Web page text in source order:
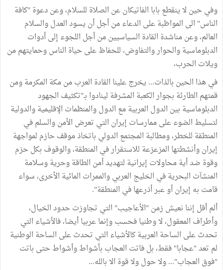
وفي حين لا ينقطع بابا الفاتيكان عن الصلاة للسلام، وعن دعوة "كافة
الناس" الى المواظبة على الدعاء من أجل أن يسود العدل والسلام
العالم، وعن مناشدة القادة السياسيين من أجل اللجوء إلى أدوات
الدبلوماسية والحوار والتفاوض، للحفاظ على حياة الناس وحمايتهم من
ويلات الحرب،
في هذا الحين بالذات... يخرج علينا القادة العرب من مكة المكرمة ومن
قمتهم الطارئة بجوار الكعبة المشرفة لينادوا بـ"تكثيف الجهود
الدبلوماسية بين الدول العربية مع الدول والمنظمات الإقليمية والدولية
لتسليط الضوء على ممارسات إيران التي تعرض الأمن والسلم في
المنطقة للخطر، ومطالبة المجتمع الدولي باتخاذ موقف حازم لمواجهة
إيران وأنشطتها المزعزعة للاستقرار في المنطقة، والوقوف بكل حزم
وقوة ضد أية محاولات إيرانية لتهديد أمن الطاقة وحرية وسلامة
المنشآت البحرية في الخليج العربي والممرات المائية الأخرى، سواء
قامت به إيران أو عبر أذرعها في المنطقة".
ألم أقل إننا نعيش زمن "الأعاجيب" التي تجاوزت حدود الخيال،
وأطراف المعقول، لا وطنيا فحسب وإنما عربيا أيضا، فالأشياء التي
تحدث على الساحة العربية كالأشياء التي تحدث على الساحة الوطنية
لم تعد "عجابا" فقط، بل فاتت العجاب بأشواط وأشواط حتى باتت
"فوق العجاب"... ولا حول ولا قوة الا بالله...